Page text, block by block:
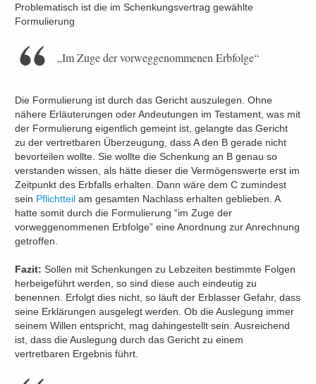
Problematisch ist die im Schenkungsvertrag gewählte
Formulierung
„Im Zuge der vorweggenommenen Erbfolge“
Die Formulierung ist durch das Gericht auszulegen. Ohne
nähere Erläuterungen oder Andeutungen im Testament, was mit
der Formulierung eigentlich gemeint ist, gelangte das Gericht
zu der vertretbaren Überzeugung, dass A den B gerade nicht
bevorteilen wollte. Sie wollte die Schenkung an B genau so
verstanden wissen, als hätte dieser die Vermögenswerte erst im
Zeitpunkt des Erbfalls erhalten. Dann wäre dem C zumindest
sein Pflichtteil am gesamten Nachlass erhalten geblieben. A
hatte somit durch die Formulierung “im Zuge der
vorweggenommenen Erbfolge” eine Anordnung zur Anrechnung
getroffen.
Fazit: Sollen mit Schenkungen zu Lebzeiten bestimmte Folgen
herbeigeführt werden, so sind diese auch eindeutig zu
benennen. Erfolgt dies nicht, so läuft der Erblasser Gefahr, dass
seine Erklärungen ausgelegt werden. Ob die Auslegung immer
seinem Willen entspricht, mag dahingestellt sein. Ausreichend
ist, dass die Auslegung durch das Gericht zu einem
vertretbaren Ergebnis führt.